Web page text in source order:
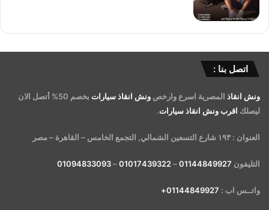
اتصل بنا :
ونش انقاذ المصرية اسرع وارخص ونش انقاذ سيارات
بخصم 50% أتصل الان
ليصلك اقرب ونش انقاذ سيارات.
العنوان : ١٩٣ شارع التسعين الشمالي, التجمع الخامس – القاهرة – مصر
التليفون 01144849927
–
01017439322
–
01094833093
واتــس اب : 01144849927+